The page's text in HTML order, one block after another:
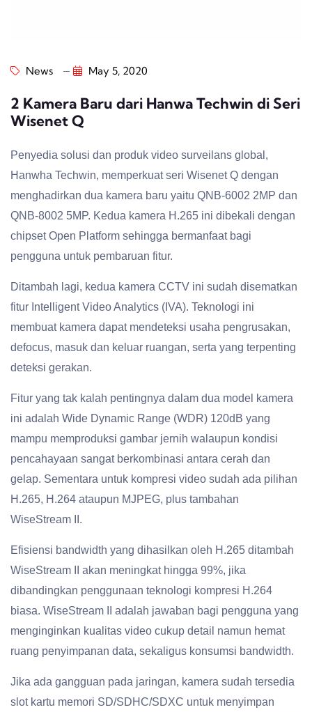
News May 5, 2020
2 Kamera Baru dari Hanwa Techwin di Seri
Wisenet Q
Penyedia solusi dan produk video surveilans global,
Hanwha Techwin, memperkuat seri Wisenet Q dengan
menghadirkan dua kamera baru yaitu QNB-6002 2MP dan
QNB-8002 5MP. Kedua kamera H.265 ini dibekali dengan
chipset Open Platform sehingga bermanfaat bagi
pengguna untuk pembaruan fitur.
Ditambah lagi, kedua kamera CCTV ini sudah disematkan
fitur Intelligent Video Analytics (IVA). Teknologi ini
membuat kamera dapat mendeteksi usaha pengrusakan,
defocus, masuk dan keluar ruangan, serta yang terpenting
deteksi gerakan.
Fitur yang tak kalah pentingnya dalam dua model kamera
ini adalah Wide Dynamic Range (WDR) 120dB yang
mampu memproduksi gambar jernih walaupun kondisi
pencahayaan sangat berkombinasi antara cerah dan
gelap. Sementara untuk kompresi video sudah ada pilihan
H.265, H.264 ataupun MJPEG, plus tambahan
WiseStream II.
Efisiensi bandwidth yang dihasilkan oleh H.265 ditambah
WiseStream II akan meningkat hingga 99%, jika
dibandingkan penggunaan teknologi kompresi H.264
biasa. WiseStream II adalah jawaban bagi pengguna yang
menginginkan kualitas video cukup detail namun hemat
ruang penyimpanan data, sekaligus konsumsi bandwidth.
Jika ada gangguan pada jaringan, kamera sudah tersedia
slot kartu memori SD/SDHC/SDXC untuk menyimpan